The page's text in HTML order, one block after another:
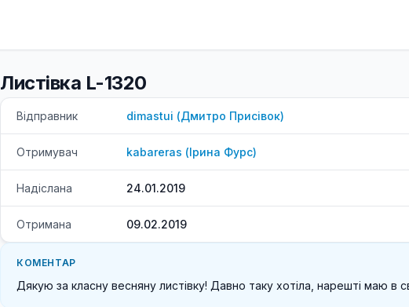
Листівка L-1320
Відправник dimastui (Дмитро Присівок)
Отримувач kabareras (Ірина Фурс)
Надіслана 24.01.2019
Отримана 09.02.2019
КОМЕНТАР
Дякую за класну весняну листівку! Давно таку хотіла, нарешті маю в